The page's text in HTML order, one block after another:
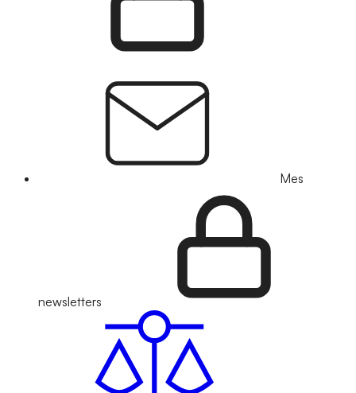
Mes
newsletters